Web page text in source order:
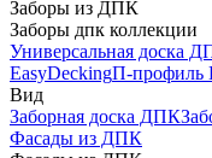
Заборы из ДПК
Заборы дпк коллекции
Универсальная доска
EasyDeckingП-профиль
Вид
Заборная доска ДПК
Фасады из ДПК